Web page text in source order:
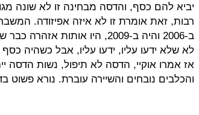
יביא להם כסף, והדסה מבחינה זו לא שונה
ב-2006 והיה ב-2009, היו
לא שלא ידעו עליו, ידעו עליו, אבל כשהיה
אז אמרו אוקיי, הדסה לא תיפול, נשות הדסה
והכלבים נובחים והשיירה עוברת. נורא פשוט